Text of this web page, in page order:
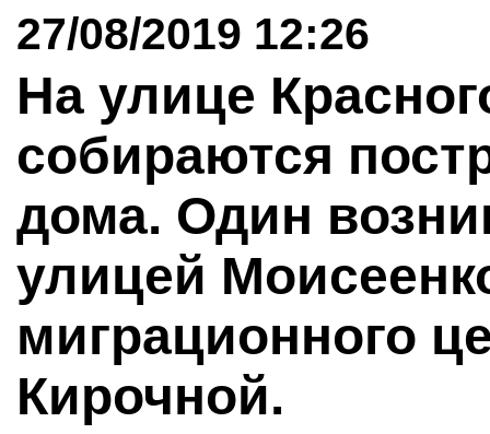
27/08/2019 12:26
На улице
собираются
дома. Один
улицей
миграционного
Кирочной.